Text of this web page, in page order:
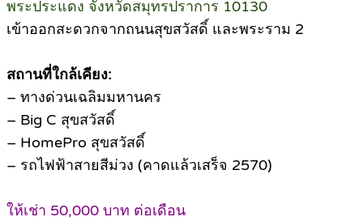
พระประแดง จังหวัดสมุทรปราการ 10130
เข้าออกสะดวกจากถนนสุขสวัสดิ์ และพระราม 2
สถานที่ใกล้เคียง:
– ทางด่วนเฉลิมมหานคร
– Big C สุขสวัสดิ์
– HomePro สุขสวัสดิ์
– รถไฟฟ้าสายสีม่วง (คาดแล้วเสร็จ 2570)
ให้เช่า 50,000 บาท ต่อเดือน